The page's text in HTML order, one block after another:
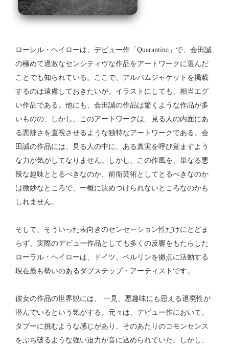
ローレル・ヘイローは、デビュー作「Quarantine」で、会田誠
の極めて過激なセンシティヴな作品をアートワークに選んだ
ことでも知られている。 ここで、アルバムジャケットを掲載
するのは遠慮しておきたいが、イラストにしても、相当エグ
い作品である。他にも、会田誠の作品は驚くような作品が多
いものの、しかし、このアートワークは、見る人の内面にあ
る悪辣さを直視させるような独特なアートワークである。会
田誠の作品には、見る人の中に、ある真実を呼び覚ますよう
な力が気がしてなりません。しかし、この作風を、単なる悪
辣な趣味ととるべきなのか、前衛芸術としてとるべきなのか
は微妙なところで、一概に決めつけられないところなのかも
しれません。
そして、そういった表向きのセンセーション性だけにとどま
らず、実際のデビュー作品としても多くの反響をもたらした
ローラル・ヘイローは、ドイツ、ベルリンを拠点に活動する
現在最も勢いのあるダブステップ・アーティストです。
彼女の作品の世界観には、 一見、悪趣味にも思える退廃性が
潜んでいるという気がする。元々は、デビュー作において、
タブーに挑むような感じがあり、そのあたりのコモンセンス
をぶち破るような強い迫力が音に込められていた。しかし、